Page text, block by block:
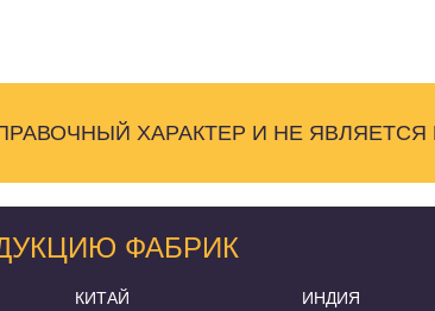
ХАРАКТЕР И НЕ
ФАБРИК
КИТАЙ ИНДИЯ